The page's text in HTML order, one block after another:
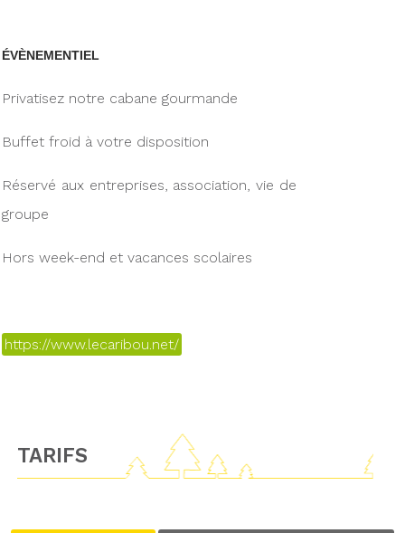
ÉVÈNEMENTIEL
Privatisez notre cabane gourmande
Buffet froid à votre disposition
Réservé aux entreprises, association, vie de
groupe
Hors week-end et vacances scolaires
https://www.lecaribou.net/
TARIFS